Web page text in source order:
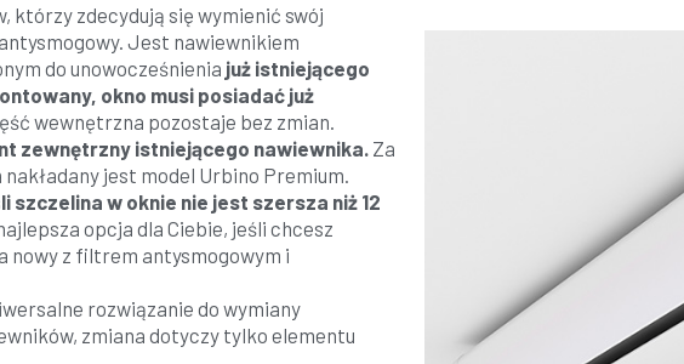
którzy zdecydują się wymienić swój
Jest nawiewnikiem
do unowocześnienia już istniejącego
okno musi posiadać już
wewnętrzna pozostaje bez zmian.
zewnętrzny istniejącego nawiewnika. Za
jest model Urbino Premium.
szczelina w oknie nie jest szersza niż 12
opcja dla Ciebie, jeśli chcesz
nowy z filtrem antysmogowym i
rozwiązanie do wymiany
zmiana dotyczy tylko elementu